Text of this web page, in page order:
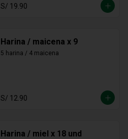
S/ 19.90
Harina / maicena x 9
5 harina / 4 maicena
S/ 12.90
Harina / miel x 18 und